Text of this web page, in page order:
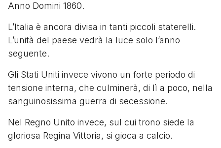
Anno Domini 1860.
L’Italia è ancora divisa in tanti piccoli staterelli.
L’unità del paese vedrà la luce solo l’anno
seguente.
Gli Stati Uniti invece vivono un forte periodo di
tensione interna, che culminerà, di lì a poco, nella
sanguinosissima guerra di secessione.
Nel Regno Unito invece, sul cui trono siede la
gloriosa Regina Vittoria, si gioca a calcio.